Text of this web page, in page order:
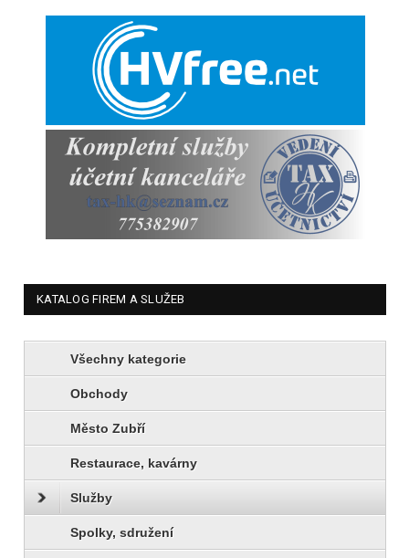
KATALOG FIREM A SLUŽEB
Všechny kategorie
Obchody
Město Zubří
Restaurace, kavárny
Služby
Spolky, sdružení